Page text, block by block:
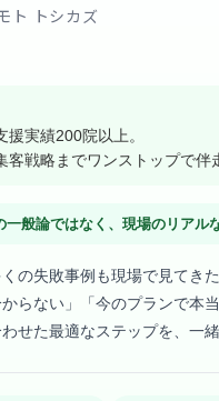
ト トシカズ
実績200院以上。
戦略までワンストップで伴
般論ではなく、現場のリアル
の失敗事例も現場で見てき
らない」「今のプランで本
せた最適なステップを、一